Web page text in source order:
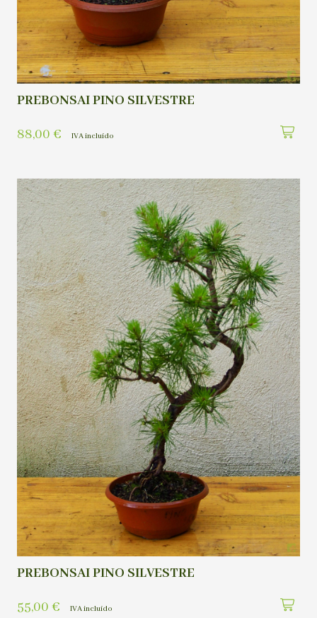
PREBONSAI PINO SILVESTRE
88,00 € IVA incluído
PREBONSAI PINO SILVESTRE
55,00 € IVA incluído